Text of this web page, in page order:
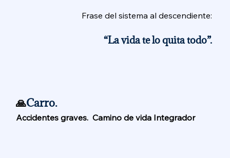
Frase del sistema al descendiente:
“La vida te lo quita todo”.
🙏Carro.
Accidentes graves.  Camino de vida Integrador